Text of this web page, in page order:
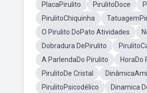
PlacaPirulito PirulitoDoce
PirulitoChiquinha
O Pirulito DoPato Atividades
Dobradura DePirulito
A ParlendaDo Pirulito
HoraDo
PirulitoDe Cristal
PirulitoPsicodélico
Dinamica